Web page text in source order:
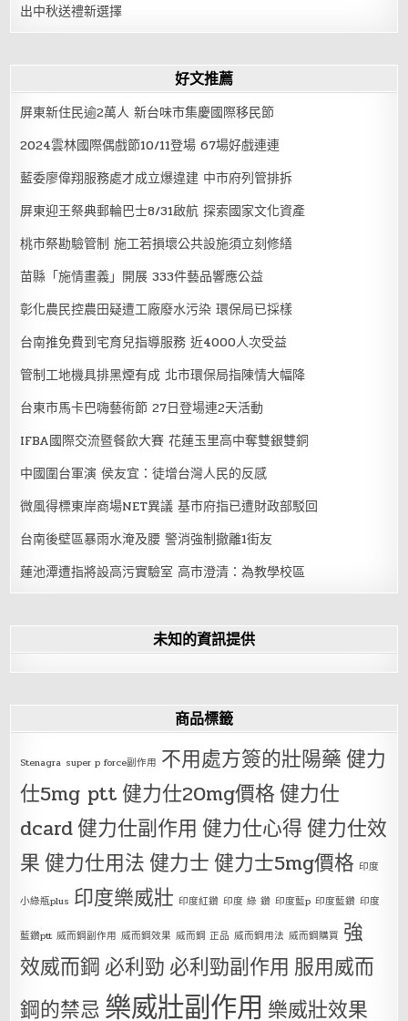
出中秋送禮新選擇
好文推薦
屏東新住民逾2萬人 新台味市集慶國際移民節
2024雲林國際偶戲節10/11登場 67場好戲連連
藍委廖偉翔服務處才成立爆違建 中市府列管排拆
屏東迎王祭典郵輪巴士8/31啟航 探索國家文化資產
桃市祭勘驗管制 施工若損壞公共設施須立刻修繕
苗縣「施情畫義」開展 333件藝品響應公益
彰化農民控農田疑遭工廠廢水污染 環保局已採樣
台南推免費到宅育兒指導服務 近4000人次受益
管制工地機具排黑煙有成 北市環保局指陳情大幅降
台東市馬卡巴嗨藝術節 27日登場連2天活動
IFBA國際交流暨餐飲大賽 花蓮玉里高中奪雙銀雙銅
中國圍台軍演 侯友宜：徒增台灣人民的反感
微風得標東岸商場NET異議 基市府指已遭財政部駁回
台南後壁區暴雨水淹及腰 警消強制撤離1街友
蓮池潭遭指將設高污實驗室 高市澄清：為教學校區
未知的資訊提供
商品標籤
Stenagra super p force副作用 不用處方簽的壯陽藥健力
仕5mg ptt健力仕20mg價格健力仕
dcard健力仕副作用 健力仕心得健力仕效
果健力仕用法健力士健力士5mg價格 印度
小綠瓶plus 印度樂威壯 印度紅鑽 印度 綠 鑽 印度藍p 印度藍鑽 印度
藍鑽ptt 威而鋼副作用 威而鋼效果 威而鋼 正品 威而鋼用法 威而鋼購買 強
效威而鋼 必利勁 必利勁副作用 服用威而
鋼的禁忌 樂威壯副作用 樂威壯效果